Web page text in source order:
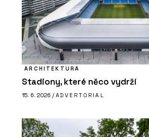
ARCHITEKTURA
Stadiony, které něco vydrží
15. 6. 2026 / ADVERTORIAL